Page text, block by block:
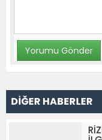
DİĞER HABERLER